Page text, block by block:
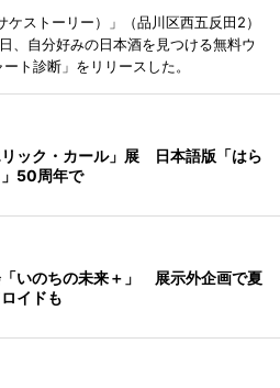
ストーリー）」（品川区西五反田2）
、自分好みの日本酒を見つける無料ウ
ト診断」をリリースした。
リック・カール」展 日本語版「はら
50周年で
いのちの未来＋」 展示外企画で夏
イドも